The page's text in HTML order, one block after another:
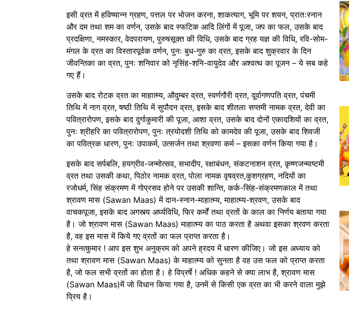
इसी व्रत में हविष्यान्न ग्रहण, पत्तल पर भोजन करना, शाकत्याग, भूमि पर शयन, प्रातःस्नान
और दम तथा शम का वर्णन, उसके बाद स्फटिक आदि लिंगों में पूजा, जप का फल, उसके बाद
प्रदक्षिणा, नमस्कार, वेदपरायण, पुरुषसूक्त की विधि, उसके बाद ग्रह यज्ञ की विधि, रवि-सोम-
मंगल के व्रत का विस्तारपूर्वक वर्णन, पुनः बुध-गुरु का व्रत, इसके बाद शुक्रवार के दिन
जीवन्तिका का व्रत, पुनः शनिवार को नृसिंह-शनि-वायुदेव और अश्वत्थ का पूजन – ये सब कहे
गए हैं।
उसके बाद रोटक व्रत का माहात्म्य, औदुम्बर व्रत, स्वर्णगौरी व्रत, दूर्वागणपति व्रत, पंचमी
तिथि में नाग व्रत, षष्ठी तिथि में सुपौदन व्रत, इसके बाद शीतला सप्तमी नामक व्रत, देवी का
पवित्रारोपण, इसके बाद दुर्गाकुमारी की पूजा, आशा व्रत, उसके बाद दोनों एकादशियों का व्रत,
पुनः श्रीहरि का पवित्रारोपण, पुनः त्रयोदशी तिथि को कामदेव की पूजा, उसके बाद शिवजी
का पवित्रक धारण, पुनः उपाकर्म, उत्सर्जन तथा श्रवणा कर्म – इसका वर्णन किया गया है।
इसके बाद सर्पबलि, हयग्रीव-जन्मोत्सव, सभादीप, रक्षाबंधन, संकटनाशन व्रत, कृष्णजन्माष्टमी
व्रत तथा उसकी कथा, पिठोर नामक व्रत, पोला नामक वृषव्रत,कुशग्रहण, नदियों का
रजोधर्म, सिंह संक्रमण में गोप्रसव होने पर उसकी शान्ति, कर्क-सिंह-संक्रमणकाल में तथा
श्रावण मास (Sawan Maas) में दान-स्नान-माहात्म्य, माहात्म्य-श्रवण, उसके बाद
वाचकपूजा, इसके बाद अगस्त्य अर्घ्यविधि, फिर कर्मों तथा व्रतों के काल का निर्णय बताया गया
है। जो श्रावण मास (Sawan Maas) माहात्म्य का पाठ करता है अथवा इसका श्रवण करता
है, वह इस मास में किये गए व्रतों का फल प्राप्त करता है।
हे सनत्कुमार ! आप इस शुभ अनुक्रम को अपने ह्रदय में धारण कीजिए। जो इस अध्याय को
तथा श्रावण मास (Sawan Maas) के माहात्म्य को सुनता है वह उस फल को प्राप्त करता
है, जो फल सभी व्रतों का होता है। हे विप्रर्षे ! अधिक कहने से क्या लाभ है, श्रावण मास
(Sawan Maas)में जो विधान किया गया है, उनमें से किसी एक व्रत का भी करने वाला मुझे
प्रिय है।